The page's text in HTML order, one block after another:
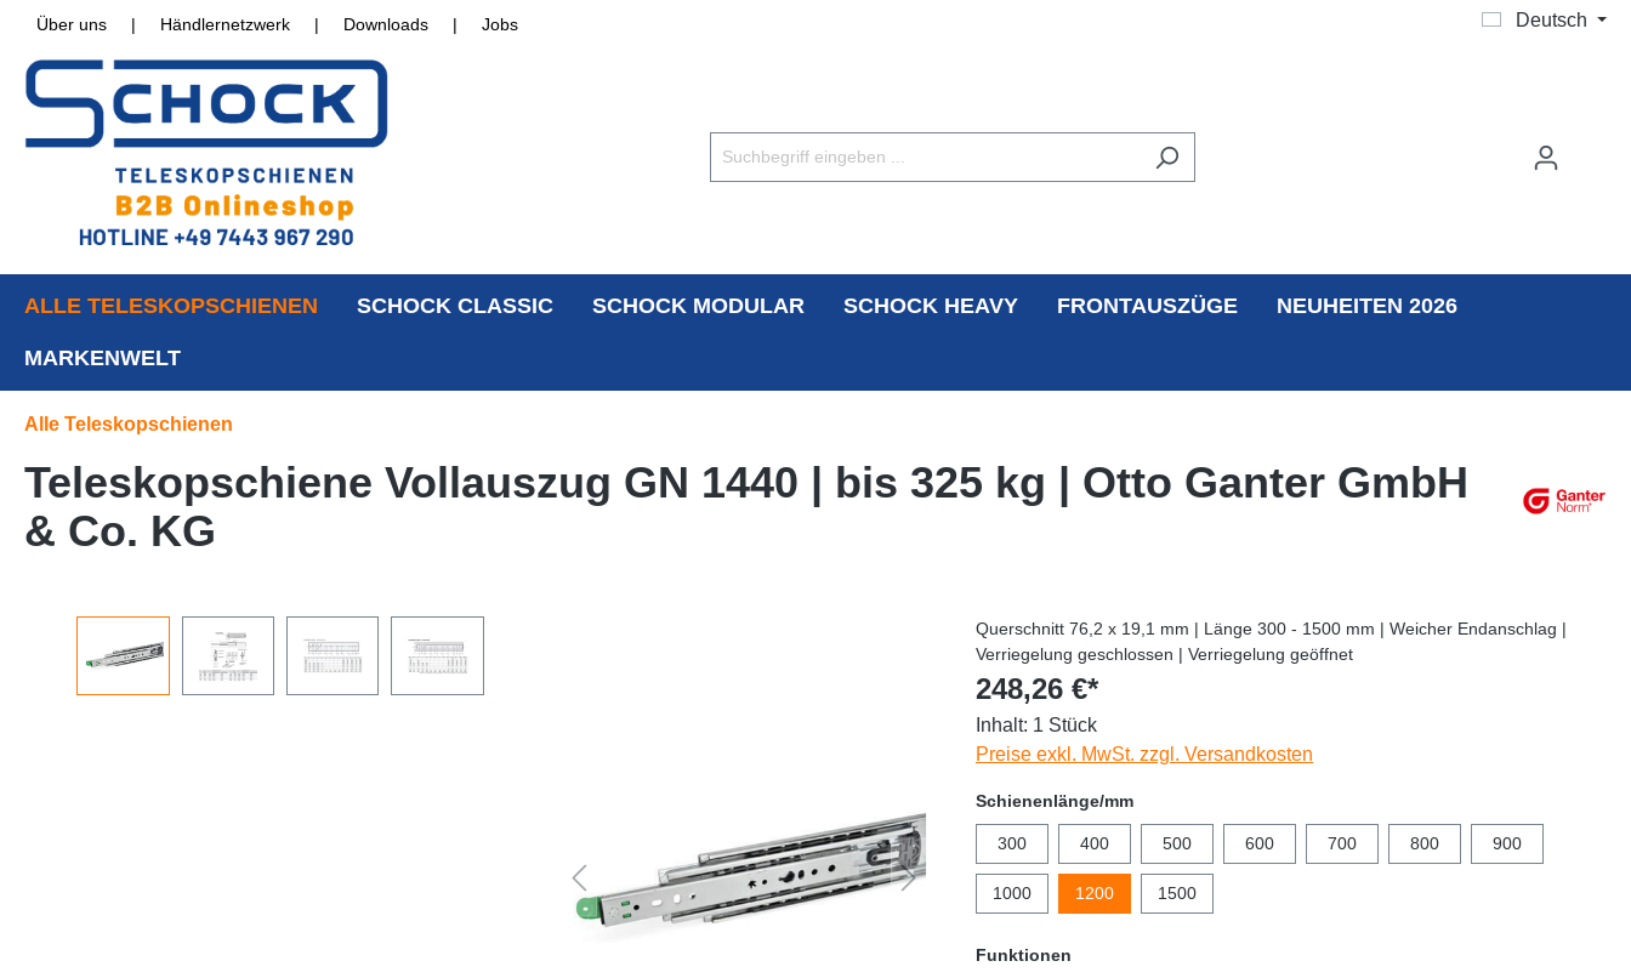
Über uns | Händlernetzwerk | Downloads | Jobs Deutsch
ALLE TELESKOPSCHIENEN SCHOCK CLASSIC SCHOCK MODULAR SCHOCK HEAVY FRONTAUSZÜGE NEUHEITEN 2026
MARKENWELT
Alle Teleskopschienen
Teleskopschiene Vollauszug GN 1440 | bis 325 kg | Otto Ganter GmbH
& Co. KG
Querschnitt 76,2 x 19,1 mm | Länge 300 - 1500 mm | Weicher Endanschlag |
Verriegelung geschlossen | Verriegelung geöffnet
248,26 €*
Inhalt: 1 Stück
Preise exkl. MwSt. zzgl. Versandkosten
Schienenlänge/mm
300 400 500 600 700 800 900
1000 1200 1500
Funktionen